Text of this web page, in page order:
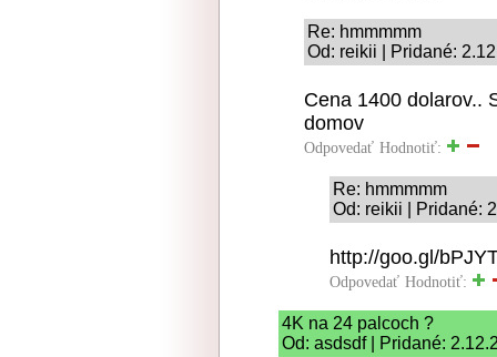
Re: hmmmmm
Od: reikii | Pridané:
Cena 1400 dolarov..
domov
Odpovedať Hodnotiť:
Re: hmmmmm
Od: reikii | Pridané:
http://goo.gl/
Odpovedať Hodnotiť:
4K na 24 palcoch ?
Od: asdsdf | Pridané: